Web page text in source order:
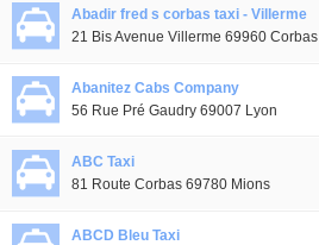
Abadir fred s corbas taxi - Villerme
21 Bis Avenue Villerme 69960 Corbas
Abanitez Cabs Company
56 Rue Pré Gaudry 69007 Lyon
ABC Taxi
81 Route Corbas 69780 Mions
ABCD Bleu Taxi